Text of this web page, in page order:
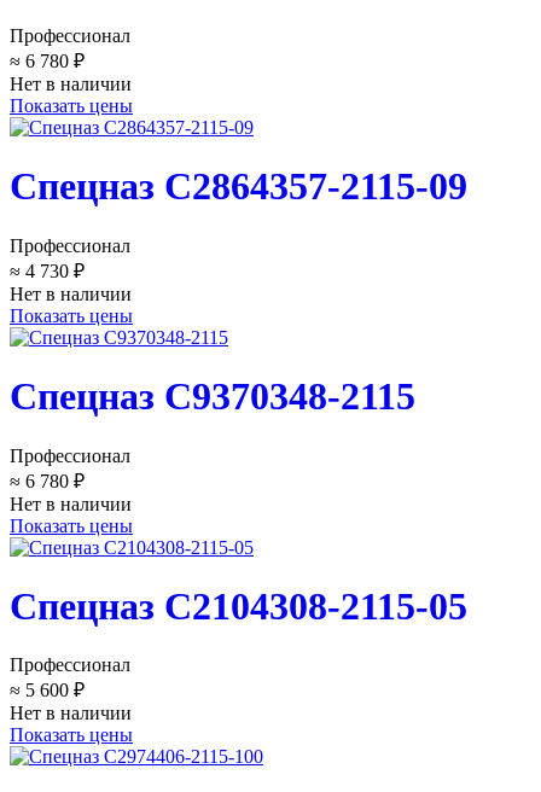
Профессионал
≈ 6 780 ₽
Нет в наличии
Показать цены
Спецназ C2864357-2115-09
Профессионал
≈ 4 730 ₽
Нет в наличии
Показать цены
Спецназ C9370348-2115
Профессионал
≈ 6 780 ₽
Нет в наличии
Показать цены
Спецназ C2104308-2115-05
Профессионал
≈ 5 600 ₽
Нет в наличии
Показать цены